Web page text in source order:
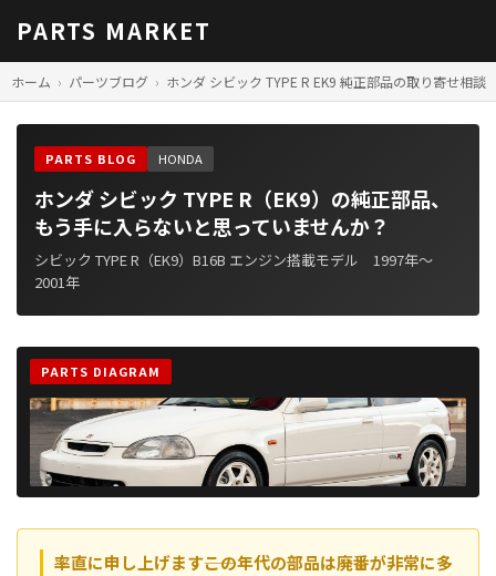
PARTS MARKET
ホーム パーツブログ ホンダ シビック TYPE R EK9 純正部品の取り寄せ相談
PARTS BLOG HONDA
ホンダ シビック TYPE R（EK9）の純正部品、
もう手に入らないと思っていませんか？
シビック TYPE R（EK9）B16B エンジン搭載モデル 1997年〜
2001年
PARTS DIAGRAM
率直に申し上げます――この年代の部品は廃番が非常に多